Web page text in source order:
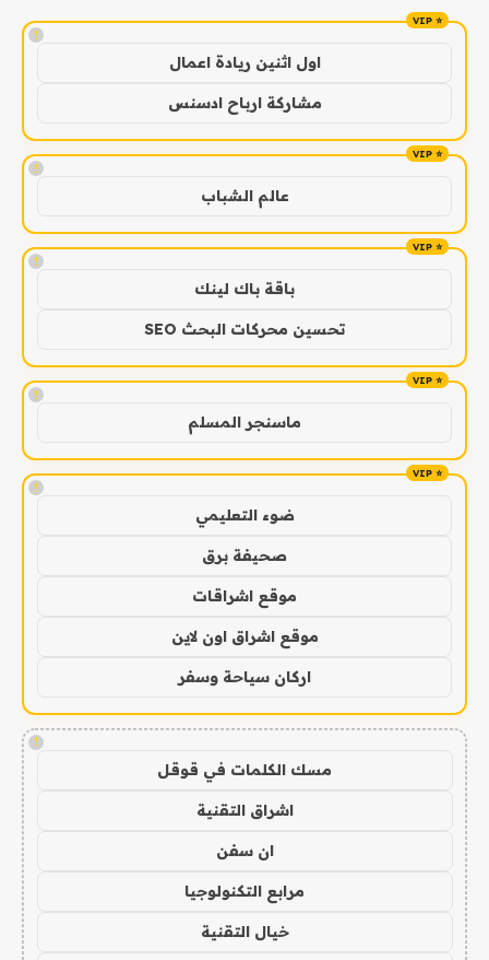
!
اول اثنين ريادة اعمال
مشاركة ارباح ادسنس
!
عالم الشباب
!
باقة باك لينك
تحسين محركات البحث SEO
!
ماسنجر المسلم
!
ضوء التعليمي
صحيفة برق
موقع اشراقات
موقع اشراق اون لاين
اركان سياحة وسفر
!
مسك الكلمات في قوقل
اشراق التقنية
ان سفن
مرابع التكنولوجيا
خيال التقنية